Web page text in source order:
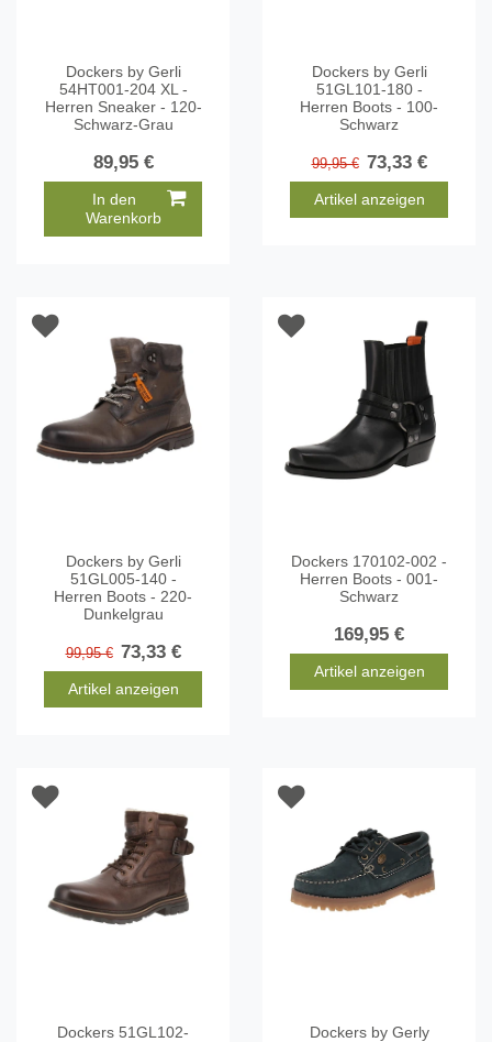
Dockers by Gerli
54HT001-204 XL -
Herren Sneaker - 120-
Schwarz-Grau
89,95 €
In den
Warenkorb
Dockers by Gerli
51GL101-180 -
Herren Boots - 100-
Schwarz
99,95 € 73,33 €
Artikel anzeigen
Dockers by Gerli
51GL005-140 -
Herren Boots - 220-
Dunkelgrau
99,95 € 73,33 €
Artikel anzeigen
Dockers 170102-002 -
Herren Boots - 001-
Schwarz
169,95 €
Artikel anzeigen
Dockers 51GL102-
Dockers by Gerly